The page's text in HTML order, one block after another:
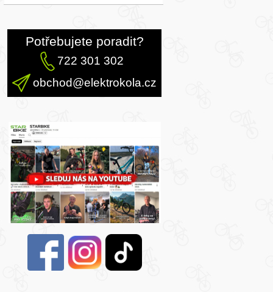
Potřebujete poradit?
722 301 302
obchod@elektrokola.cz